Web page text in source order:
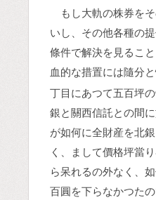
もし大軌の株券を
いし、その他各種の
條件で解決を見るこ
血的な措置には隨分
丁目にあつて五百坪
銀と關西信託との間
が如何に全財産を北
く、まして價格坪當
ら呆れるの外なく、
百圓を下らなかつた